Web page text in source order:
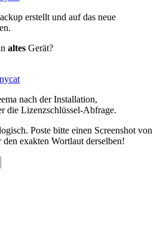
erstellt und auf das neue
altes Gerät?
nach der Installation,
die Lizenzschlüssel-Abfrage.
Poste bitte einen Screenshot von
exakten Wortlaut derselben!